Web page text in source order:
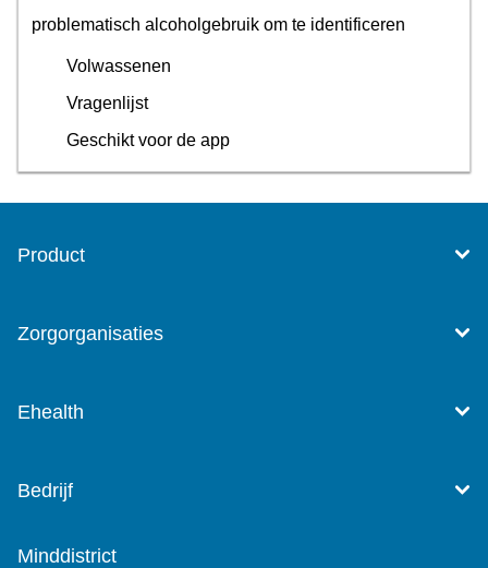
problematisch alcoholgebruik om te identificeren
Volwassenen
Vragenlijst
Geschikt voor de app
Product
Zorgorganisaties
Ehealth
Bedrijf
Minddistrict